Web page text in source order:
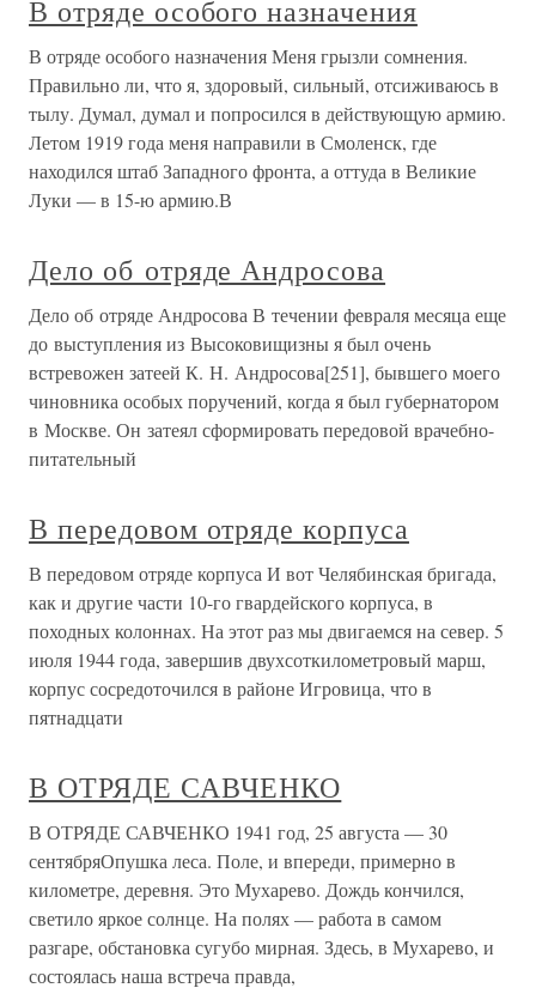
В отряде особого назначения
В отряде особого назначения Меня грызли сомнения.
Правильно ли, что я, здоровый, сильный, отсиживаюсь в
тылу. Думал, думал и попросился в действующую армию.
Летом 1919 года меня направили в Смоленск, где
находился штаб Западного фронта, а оттуда в Великие
Луки — в 15-ю армию.В
Дело об отряде Андросова
Дело об отряде Андросова В течении февраля месяца еще
до выступления из Высоковищизны я был очень
встревожен затеей К. Н. Андросова[251], бывшего моего
чиновника особых поручений, когда я был губернатором
в Москве. Он затеял сформировать передовой врачебно-
питательный
В передовом отряде корпуса
В передовом отряде корпуса И вот Челябинская бригада,
как и другие части 10-го гвардейского корпуса, в
походных колоннах. На этот раз мы двигаемся на север. 5
июля 1944 года, завершив двухсоткилометровый марш,
корпус сосредоточился в районе Игровица, что в
пятнадцати
В ОТРЯДЕ САВЧЕНКО
В ОТРЯДЕ САВЧЕНКО 1941 год, 25 августа — 30
сентябряОпушка леса. Поле, и впереди, примерно в
километре, деревня. Это Мухарево. Дождь кончился,
светило яркое солнце. На полях — работа в самом
разгаре, обстановка сугубо мирная. Здесь, в Мухарево, и
состоялась наша встреча правда,